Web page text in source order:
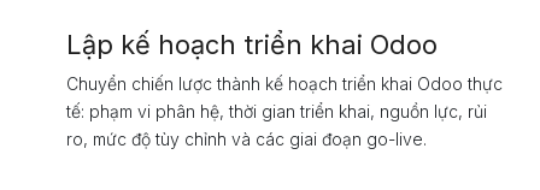
Lập kế hoạch triển khai Odoo
Chuyển chiến lược thành kế hoạch triển khai Odoo thực
tế: phạm vi phân hệ, thời gian triển khai, nguồn lực, rủi
ro, mức độ tùy chỉnh và các giai đoạn go-live.